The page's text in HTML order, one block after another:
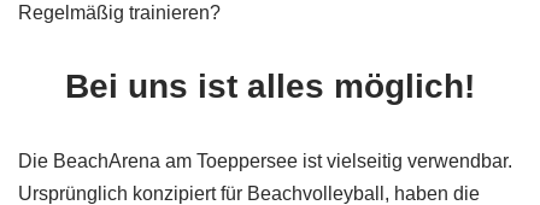
Regelmäßig trainieren?
Bei uns ist alles möglich!
Die BeachArena am Toeppersee ist vielseitig verwendbar.
Ursprünglich konzipiert für Beachvolleyball, haben die